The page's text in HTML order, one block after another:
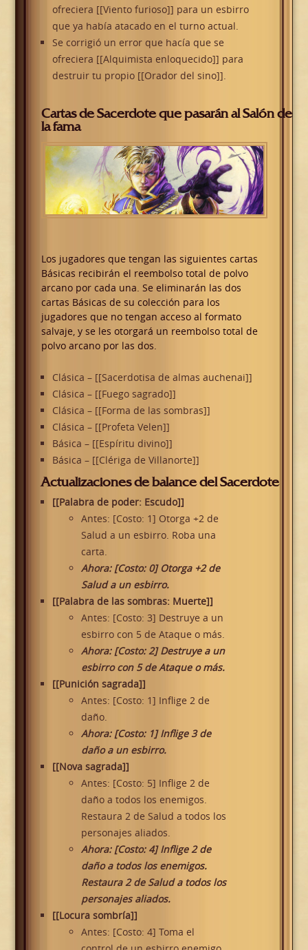
ofreciera [[Viento furioso]] para un esbirro
que ya había atacado en el turno actual.
Se corrigió un error que hacía que se
ofreciera [[Alquimista enloquecido]] para
destruir tu propio [[Orador del sino]].
Cartas de Sacerdote que pasarán al Salón de
la fama
Los jugadores que tengan las siguientes cartas
Básicas recibirán el reembolso total de polvo
arcano por cada una. Se eliminarán las dos
cartas Básicas de su colección para los
jugadores que no tengan acceso al formato
salvaje, y se les otorgará un reembolso total de
polvo arcano por las dos.
Clásica – [[Sacerdotisa de almas auchenai]]
Clásica – [[Fuego sagrado]]
Clásica – [[Forma de las sombras]]
Clásica – [[Profeta Velen]]
Básica – [[Espíritu divino]]
Básica – [[Clériga de Villanorte]]
Actualizaciones de balance del Sacerdote
[[Palabra de poder: Escudo]]
Antes: [Costo: 1] Otorga +2 de
Salud a un esbirro. Roba una
carta.
Ahora: [Costo: 0] Otorga +2 de
Salud a un esbirro.
[[Palabra de las sombras: Muerte]]
Antes: [Costo: 3] Destruye a un
esbirro con 5 de Ataque o más.
Ahora: [Costo: 2] Destruye a un
esbirro con 5 de Ataque o más.
[[Punición sagrada]]
Antes: [Costo: 1] Inflige 2 de
daño.
Ahora: [Costo: 1] Inflige 3 de
daño a un esbirro.
[[Nova sagrada]]
Antes: [Costo: 5] Inflige 2 de
daño a todos los enemigos.
Restaura 2 de Salud a todos los
personajes aliados.
Ahora: [Costo: 4] Inflige 2 de
daño a todos los enemigos.
Restaura 2 de Salud a todos los
personajes aliados.
[[Locura sombría]]
Antes: [Costo: 4] Toma el